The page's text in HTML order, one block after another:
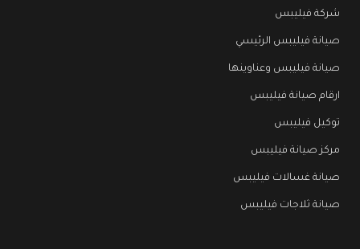
شركة فيليبس
صيانة فيليبس الرئيسي
صيانة فيليبس وعناوينها
ارقام صيانة فيليبس
توكيل فيليبس
مركز صيانة فيليبس
صيانة غسالات فيليبس
صيانة ثلاجات فيليبس